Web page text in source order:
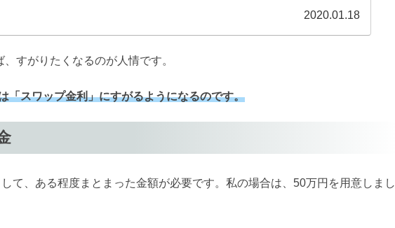
2020.01.18
すがりたくなるのが人情です。
「スワップ金利」にすがるようになるのです。
して、ある程度まとまった金額が必要です。私の場合は、50万円を用意しまし